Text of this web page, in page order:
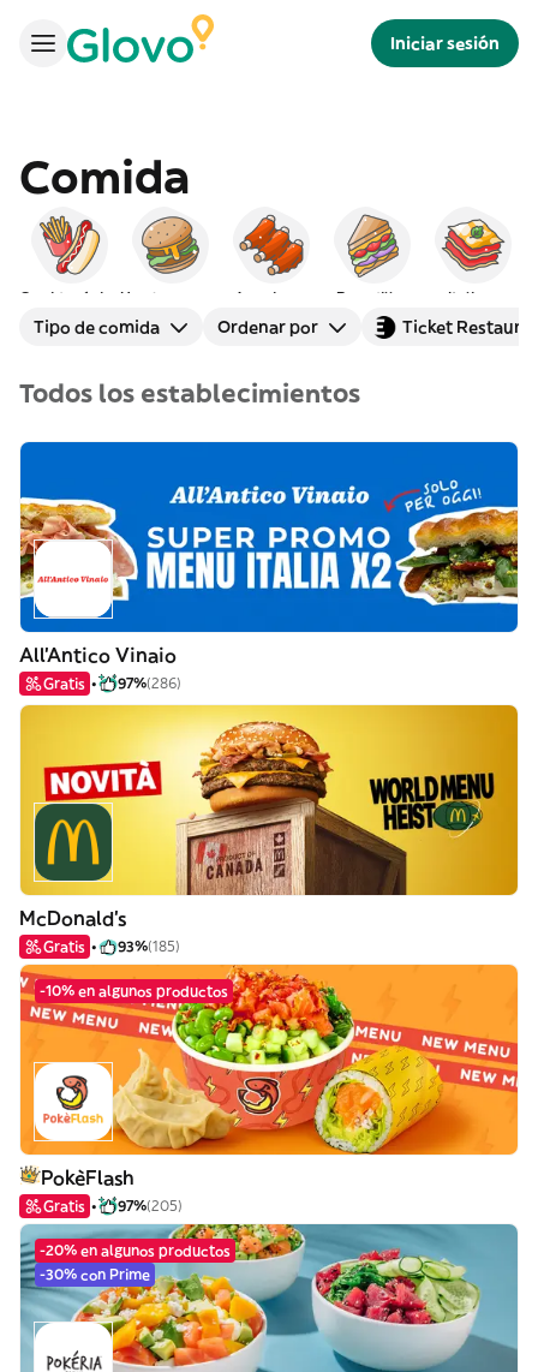
Iniciar sesión
Comida
Americana Bocadillos Italiana
Tipo de comida Ordenar por Ticket
Todos los establecimientos
All'Antico Vinaio
Gratis 97%(286)
McDonald's
Gratis 93%(185)
-10% en algunos productos
PokèFlash
Gratis 97%(205)
-20% en algunos productos
-30% con Prime